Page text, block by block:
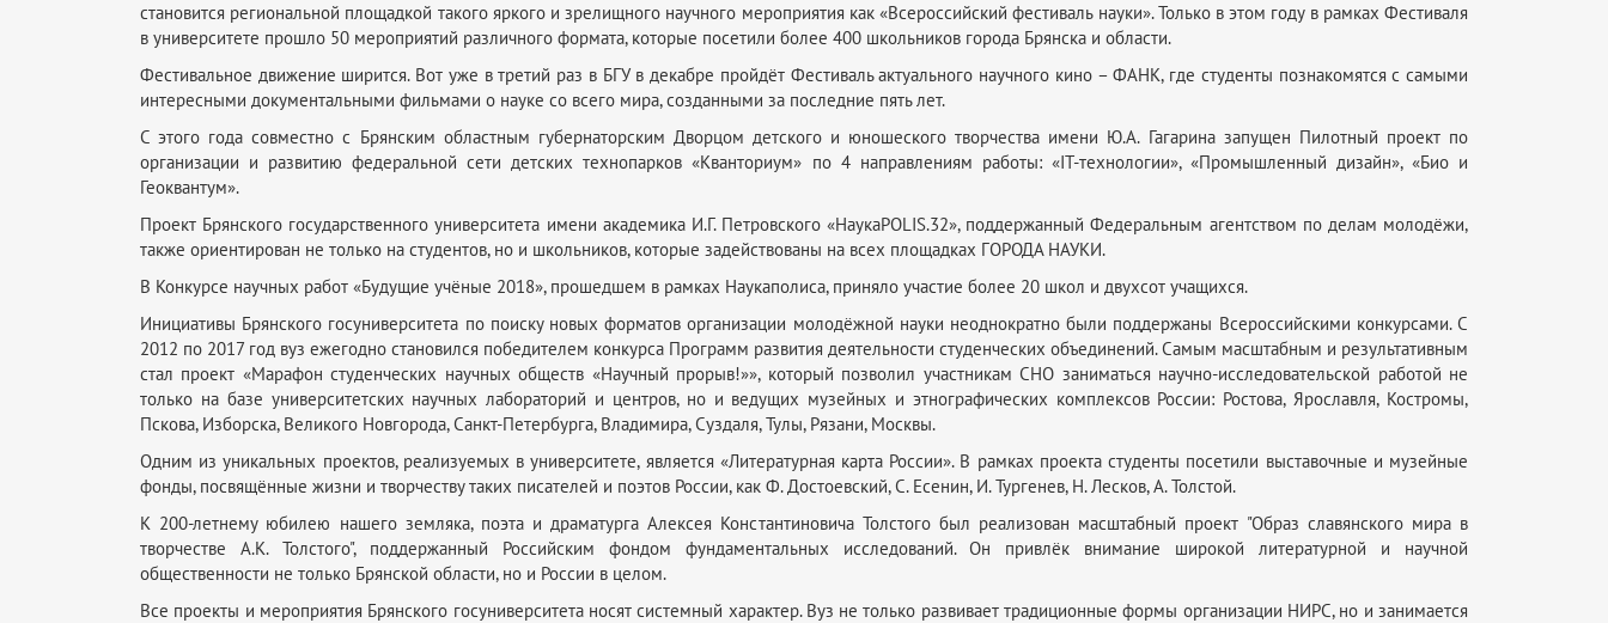
становится региональной площадкой такого яркого и зрелищного научного мероприятия как «Всероссийский фестиваль науки». Только в этом году в рамках Фестиваля
в университете прошло 50 мероприятий различного формата, которые посетили более 400 школьников города Брянска и области.
Фестивальное движение ширится. Вот уже в третий раз в БГУ в декабре пройдёт Фестиваль актуального научного кино – ФАНК, где студенты познакомятся с самыми
интересными документальными фильмами о науке со всего мира, созданными за последние пять лет.
С этого года совместно с Брянским областным губернаторским Дворцом детского и юношеского творчества имени Ю.А. Гагарина запущен Пилотный проект по
организации и развитию федеральной сети детских технопарков «Кванториум» по 4 направлениям работы: «IT-технологии», «Промышленный дизайн», «Био и
Геоквантум».
Проект Брянского государственного университета имени академика И.Г. Петровского «НаукаPOLIS.32», поддержанный Федеральным агентством по делам молодёжи,
также ориентирован не только на студентов, но и школьников, которые задействованы на всех площадках ГОРОДА НАУКИ.
В Конкурсе научных работ «Будущие учёные 2018», прошедшем в рамках Наукаполиса, приняло участие более 20 школ и двухсот учащихся.
Инициативы Брянского госуниверситета по поиску новых форматов организации молодёжной науки неоднократно были поддержаны Всероссийскими конкурсами. С
2012 по 2017 год вуз ежегодно становился победителем конкурса Программ развития деятельности студенческих объединений. Самым масштабным и результативным
стал проект «Марафон студенческих научных обществ «Научный прорыв!»», который позволил участникам СНО заниматься научно-исследовательской работой не
только на базе университетских научных лабораторий и центров, но и ведущих музейных и этнографических комплексов России: Ростова, Ярославля, Костромы,
Пскова, Изборска, Великого Новгорода, Санкт-Петербурга, Владимира, Суздаля, Тулы, Рязани, Москвы.
Одним из уникальных проектов, реализуемых в университете, является «Литературная карта России». В рамках проекта студенты посетили выставочные и музейные
фонды, посвящённые жизни и творчеству таких писателей и поэтов России, как Ф. Достоевский, С. Есенин, И. Тургенев, Н. Лесков, А. Толстой.
К 200-летнему юбилею нашего земляка, поэта и драматурга Алексея Константиновича Толстого был реализован масштабный проект "Образ славянского мира в
творчестве А.К. Толстого", поддержанный Российским фондом фундаментальных исследований. Он привлёк внимание широкой литературной и научной
общественности не только Брянской области, но и России в целом.
Все проекты и мероприятия Брянского госуниверситета носят системный характер. Вуз не только развивает традиционные формы организации НИРС, но и занимается